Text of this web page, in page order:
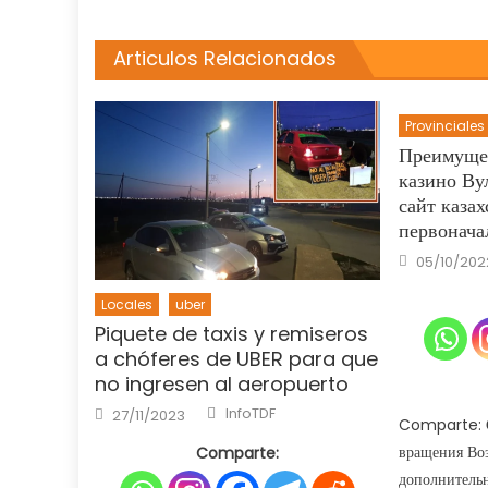
Articulos Relacionados
Locales uber
Piquete de taxis y remiseros
a chóferes de UBER para que
no ingresen al aeropuerto
Posted
on
27/11/2023 Author
InfoTDF
Comparte:
Provinciales
казино
сайт
Posted
on
05/10/
Comparte:
вращения